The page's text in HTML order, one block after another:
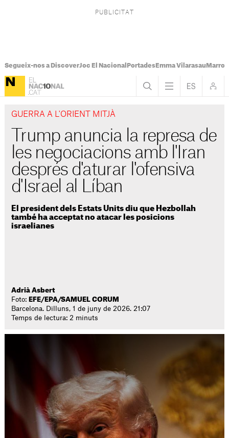
Segueix-nos a DiscoverJoc El Nacional PortadesEmma Vilarasau
GUERRA A L'ORIENT MITJÀ
Trump anuncia la represa de
les negociacions amb l'Iran
després d'aturar l'ofensiva
d'Israel al Líban
El president dels Estats Units diu que Hezbollah
també ha acceptat no atacar les posicions
israelianes
Adrià Asbert
Foto: EFE/EPA/SAMUEL CORUM
Barcelona. Dilluns, 1 de juny de 2026. 21:07
Temps de lectura: 2 minuts